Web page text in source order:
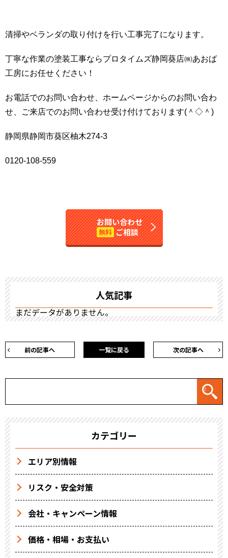
清掃やベランダの取り付けを行い工事完了になります。
丁寧な作業の塗装工事ならプロタイムズ静岡葵店㈱あおば
工房にお任せください！
お電話でのお問い合わせ、ホームページからのお問い合わ
せ、ご来店でのお問い合わせ受け付けております(＾◇＾)
静岡県静岡市葵区柚木274-3
0120-108-559
お問い合わせ
無料 ご相談
人気記事
まだデータがありません。
前の記事へ 次の記事へ
一覧に戻る
カテゴリー
エリア別情報
リスク・安全対策
会社・キャンペーン情報
価格・相場・お支払い